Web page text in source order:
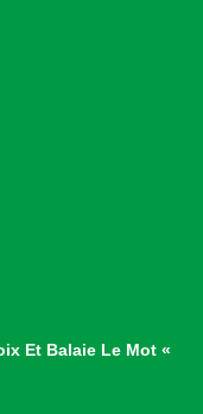
Et Balaie Le Mot «